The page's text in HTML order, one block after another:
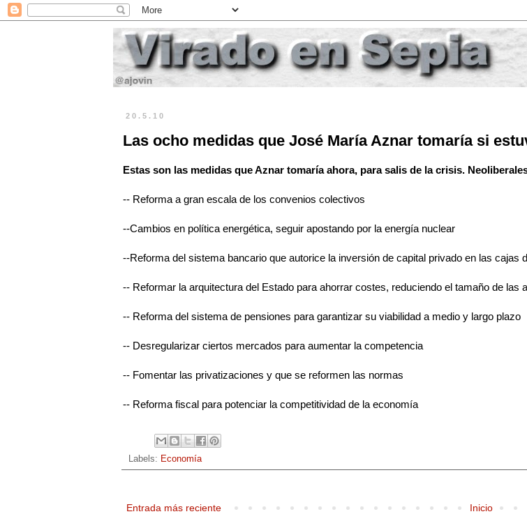
20.5.10
Las ocho medidas que José María Aznar tomaría si
Estas son las medidas que Aznar tomaría ahora, para salis de la crisis.
-- Reforma a gran escala de los convenios colectivos
--Cambios en política energética, seguir apostando por la energía nuclear
--Reforma del sistema bancario que autorice la inversión de capital privado en las cajas
-- Reformar la arquitectura del Estado para ahorrar costes, reduciendo el tamaño de las
-- Reforma del sistema de pensiones para garantizar su viabilidad a medio y largo plazo
-- Desregularizar ciertos mercados para aumentar la competencia
-- Fomentar las privatizaciones y que se reformen las normas
-- Reforma fiscal para potenciar la competitividad de la economía
Labels: Economía
Entrada más reciente Inicio